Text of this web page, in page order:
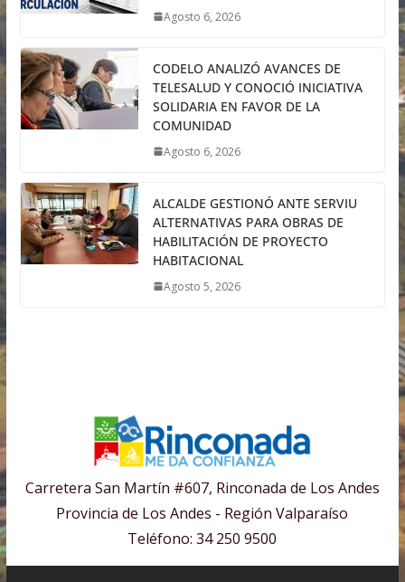
Agosto 6, 2026
CODELO ANALIZÓ AVANCES DE
TELESALUD Y CONOCIÓ INICIATIVA
SOLIDARIA EN FAVOR DE LA
COMUNIDAD
Agosto 6, 2026
ALCALDE GESTIONÓ ANTE SERVIU
ALTERNATIVAS PARA OBRAS DE
HABILITACIÓN DE PROYECTO
HABITACIONAL
Agosto 5, 2026
Carretera San Martín #607, Rinconada de Los Andes
Provincia de Los Andes - Región Valparaíso
Teléfono: 34 250 9500